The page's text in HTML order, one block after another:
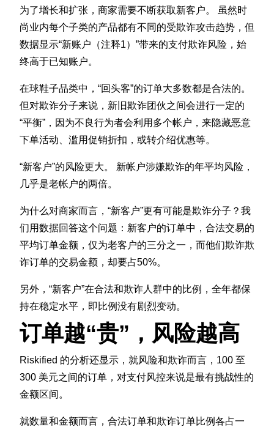
为了增长和扩张，商家需要不断获取新客户。 虽然时
尚业内每个子类的产品都有不同的受欺诈攻击趋势，但
数据显示“新账户（注释1）”带来的支付欺诈风险，始
终高于已知账户。
在球鞋子品类中，“回头客”的订单大多数都是合法的。
但对欺诈分子来说，新旧欺诈团伙之间会进行一定的
“平衡”，因为不良行为者会利用多个帐户，来隐藏恶意
下单活动、滥用促销折扣，或转介绍优惠等。
“新客户”的风险更大。 新帐户涉嫌欺诈的年平均风险，
几乎是老帐户的两倍。
为什么对商家而言，“新客户”更有可能是欺诈分子？我
们用数据回答这个问题：新客户的订单中，合法交易的
平均订单金额，仅为老客户的三分之一，而他们欺诈欺
诈订单的交易金额，却要占50%。
另外，“新客户”在合法和欺诈人群中的比例，全年都保
持在稳定水平，即比例没有剧烈变动。
订单越“贵”，风险越高
Riskified 的分析还显示，就风险和欺诈而言，100 至
300 美元之间的订单，对支付风控来说是最有挑战性的
金额区间。
就数量和金额而言，合法订单和欺诈订单比例各占一